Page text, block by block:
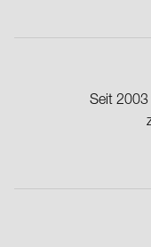
Seit